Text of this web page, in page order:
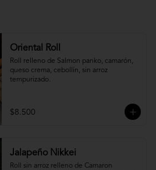
Oriental Roll
Roll relleno de Salmon panko, camarón,
queso crema, cebollín, sin arroz
tempurizado.
$8.500
Jalapeño Nikkei
Roll sin arroz relleno de Camaron